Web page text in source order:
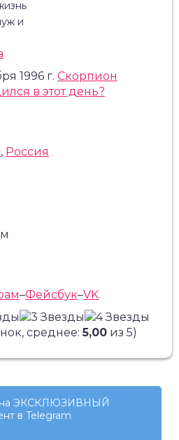
1996 г. Скорпион
в этот день?
, Россия
–Фейсбук–VK
среднее:5,00из 5)
на ЭКСКЛЮЗИВНЫЙ
в Telegram